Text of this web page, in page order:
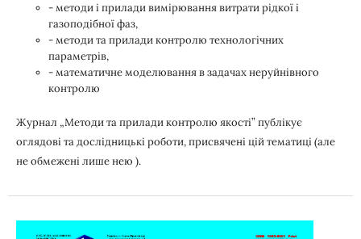
- методи і прилади вимірювання витрати рідкої і
газоподібної фаз,
- методи та прилади контролю технологічних
параметрів,
- математичне моделювання в задачах неруйнівного
контролю
Журнал „Методи та прилади контролю якості” публікує
оглядові та дослідницькі роботи, присвячені цій тематиці (але
не обмежені лише нею ).